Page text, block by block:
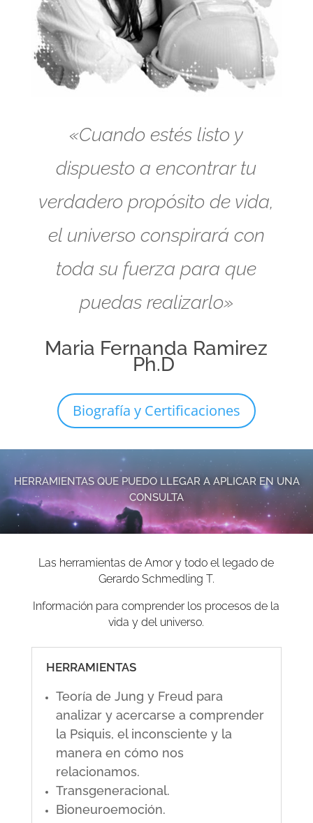
«Cuando estés listo y
dispuesto a encontrar tu
verdadero propósito de vida,
el universo conspirará con
toda su fuerza para que
puedas realizarlo»
Maria Fernanda Ramirez
Ph.D
Biografía y Certificaciones
HERRAMIENTAS QUE PUEDO LLEGAR A APLICAR EN UNA
CONSULTA
Las herramientas de Amor y todo el legado de
Gerardo Schmedling T.
Información para comprender los procesos de la
vida y del universo.
HERRAMIENTAS
Teoría de Jung y Freud para
analizar y acercarse a comprender
la Psiquis, el inconsciente y la
manera en cómo nos
relacionamos.
Transgeneracional.
Bioneuroemoción.